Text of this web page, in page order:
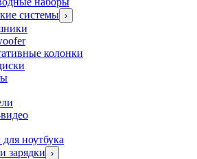
системы ›
колонки
ноутбука
зарядки
›